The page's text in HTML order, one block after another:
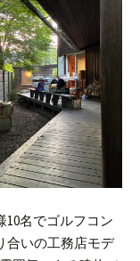
名でゴルフコン
合いの工務店モデ